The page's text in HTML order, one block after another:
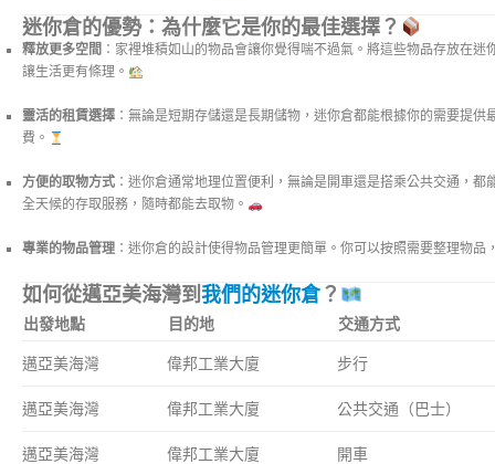
迷你倉的優勢：為什麼它是你的最佳選擇？
釋放更多空間 ：家裡堆積如山的物品會讓你覺得喘不過氣。將這些物品存放在
讓生活更有條理。
靈活的租賃選擇 ：無論是短期存儲還是長期儲物，迷你倉都能根據你的需要提
費。
方便的取物方式 ：迷你倉通常地理位置便利，無論是開車還是搭乘公共交通，
全天候的存取服務，隨時都能去取物。
專業的物品管理 ：迷你倉的設計使得物品管理更簡單。你可以按照需要整理物品
如何從邁亞美海灣到我們的迷你倉？
出發地點 目的地 交通方式
邁亞美海灣 偉邦工業大廈 步行
邁亞美海灣 偉邦工業大廈 公共交通（巴士）
邁亞美海灣 偉邦工業大廈 開車